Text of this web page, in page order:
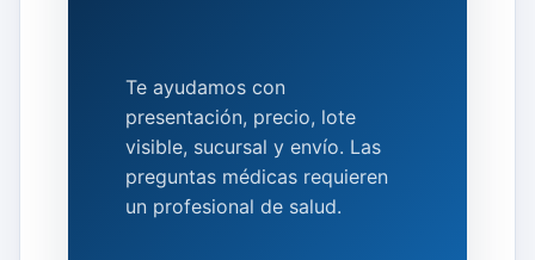
Te ayudamos con
presentación, precio, lote
visible, sucursal y envío. Las
preguntas médicas requieren
un profesional de salud.